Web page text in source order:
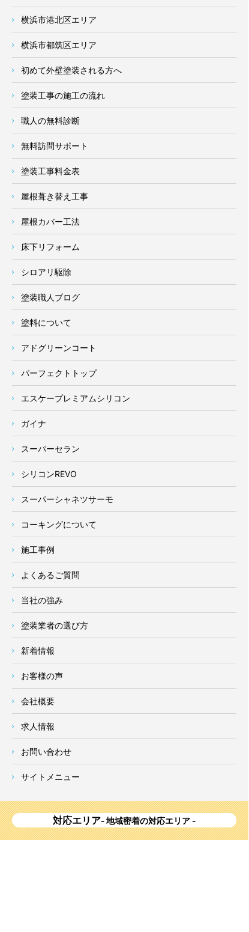
横浜市港北区エリア
横浜市都筑区エリア
初めて外壁塗装される方へ
塗装工事の施工の流れ
職人の無料診断
無料訪問サポート
塗装工事料金表
屋根葺き替え工事
屋根カバー工法
床下リフォーム
シロアリ駆除
塗装職人ブログ
塗料について
アドグリーンコート
パーフェクトトップ
エスケープレミアムシリコン
ガイナ
スーパーセラン
シリコンREVO
スーパーシャネツサーモ
コーキングについて
施工事例
よくあるご質問
当社の強み
塗装業者の選び方
新着情報
お客様の声
会社概要
求人情報
お問い合わせ
サイトメニュー
対応エリア- 地域密着の対応エリア -